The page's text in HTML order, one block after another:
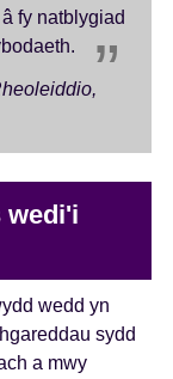
fy natblygiad
wedi'i
wedd yn
sydd
a mwy